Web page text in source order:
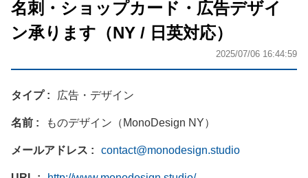
名刺・ショップカード・広告デザイ
ン承ります（NY / 日英対応）
2025/07/06 16:44:59
タイプ 広告・デザイン
名前 ものデザイン（MonoDesign NY）
メールアドレス contact@monodesign.studio